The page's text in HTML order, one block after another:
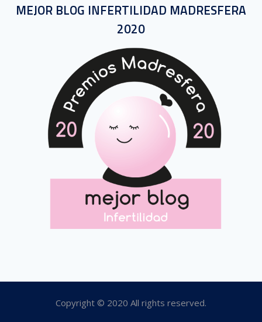
MEJOR BLOG INFERTILIDAD MADRESFERA
2020
Copyright © 2020 All rights reserved.